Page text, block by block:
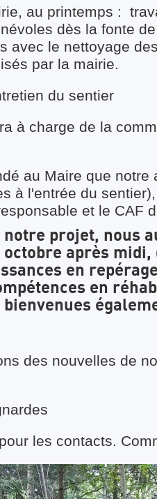
au printemps :
dès la fonte
avec le nettoyage
par la mairie.
du sentier
à charge de la
au Maire que notre
à l'entrée du
et le CAF
notre projet, nous
après midi,
en
en
des nouvelles de
les contacts.